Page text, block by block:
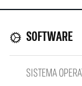
SOFTWARE
SISTEMA